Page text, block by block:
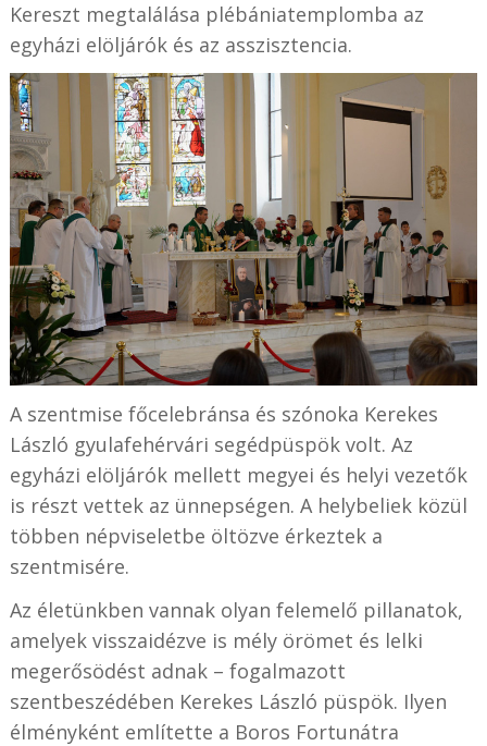
Kereszt megtalálása plébániatemplomba az
egyházi elöljárók és az asszisztencia.
A szentmise főcelebránsa és szónoka Kerekes
László gyulafehérvári segédpüspök volt. Az
egyházi elöljárók mellett megyei és helyi vezetők
is részt vettek az ünnepségen. A helybeliek közül
többen népviseletbe öltözve érkeztek a
szentmisére.
Az életünkben vannak olyan felemelő pillanatok,
amelyek visszaidézve is mély örömet és lelki
megerősödést adnak – fogalmazott
szentbeszédében Kerekes László püspök. Ilyen
élményként említette a Boros Fortunátra